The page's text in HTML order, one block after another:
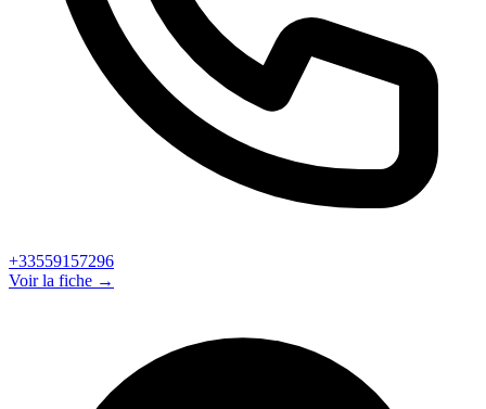
+33559157296
Voir la fiche →